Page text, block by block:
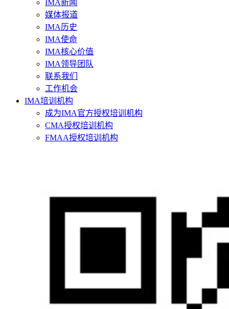
IMA新闻
媒体报道
IMA历史
IMA使命
IMA核心价值
IMA领导团队
联系我们
工作机会
IMA培训机构
成为IMA官方授权培训机构
CMA授权培训机构
FMAA授权培训机构